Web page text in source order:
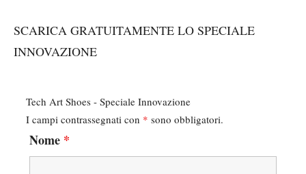
SCARICA GRATUITAMENTE LO SPECIALE
INNOVAZIONE
Tech Art Shoes - Speciale Innovazione
I campi contrassegnati con * sono obbligatori.
Nome *